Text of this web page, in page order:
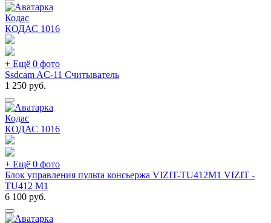
Кодас
КОДАС 1016
+ Ещё 0 фото
Ssdcam AC-11 Считыватель
1 250 руб.
Кодас
КОДАС 1016
+ Ещё 0 фото
Блок управления пульта консьержа VIZIT-TU412M1 VIZIT -
TU412 M1
6 100 руб.